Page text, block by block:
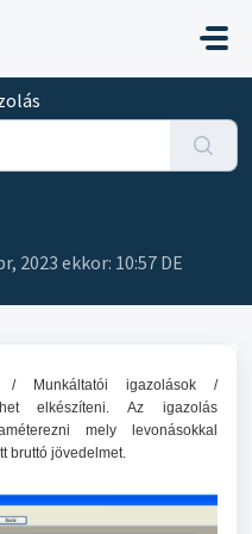
2023 ekkor: 10:57 DE
/ Munkáltatói igazolások /
elkészíteni. Az igazolás
mely levonásokkal
bruttó jövedelmet.